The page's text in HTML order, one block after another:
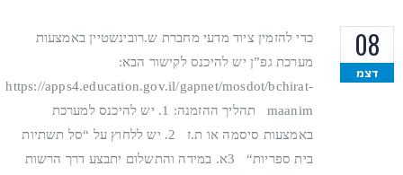
08
דצמ
כדי להזמין ציוד מדעי מחברת ש.רובינשטיין באמצעות
מערכת גפ”ן יש להיכנס לקישור הבא:
https://apps4.education.gov.il/gapnet/mosdot/bchirat-
maanim תהליך ההזמנה: 1. יש להיכנס למערכת
באמצעות סיסמה או ת.ז 2. יש ללחוץ על “סל תשתיות
בית ספריות“ 3א. במידה והתשלום יתבצע דרך הרשות